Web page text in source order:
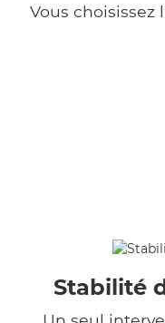
Vous
Stabilité